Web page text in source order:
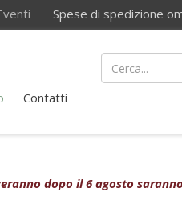
Spese di spedizione
Contatti
dopo il 6 agosto